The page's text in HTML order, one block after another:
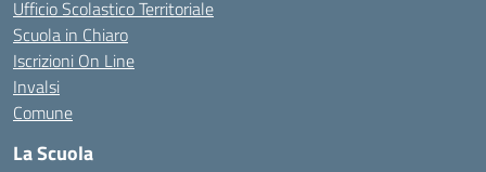
Ufficio Scolastico Territoriale
Scuola in Chiaro
Iscrizioni On Line
Invalsi
Comune
La Scuola